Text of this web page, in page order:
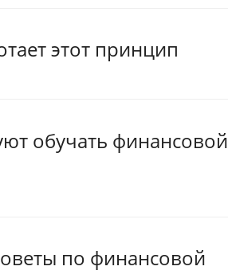
этот принцип
обучать финансовой
по финансовой